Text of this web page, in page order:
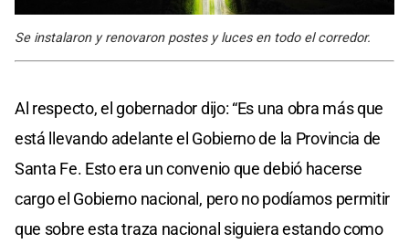
Se instalaron y renovaron postes y luces en todo el corredor.
Al respecto, el gobernador dijo: “Es una obra más que
está llevando adelante el Gobierno de la Provincia de
Santa Fe. Esto era un convenio que debió hacerse
cargo el Gobierno nacional, pero no podíamos permitir
que sobre esta traza nacional siguiera estando como